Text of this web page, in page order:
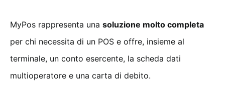
MyPos rappresenta una soluzione molto completa
per chi necessita di un POS e offre, insieme al
terminale, un conto esercente, la scheda dati
multioperatore e una carta di debito.